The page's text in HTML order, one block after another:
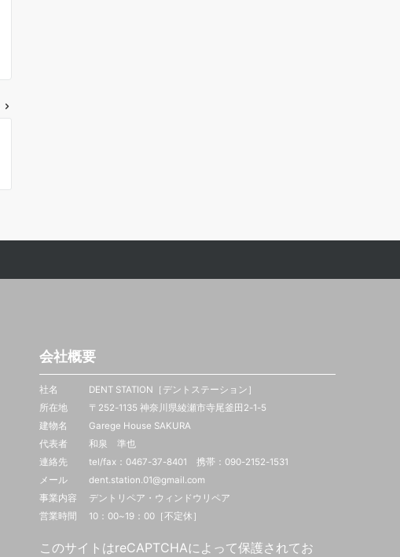
会社概要
社名 DENT STATION［デントステーション］
所在地 〒252-1135 神奈川県綾瀬市寺尾釜田2-1-5
建物名 Garege House SAKURA
代表者 和泉 準也
連絡先 tel/fax：0467-37-8401 携帯： 090-2152-1531
メール dent.station.01@gmail.com
事業内容 デントリペア・ウィンドウリペア
営業時間 10：00~19：00［不定休］
このサイトはreCAPTCHAによって保護されてお